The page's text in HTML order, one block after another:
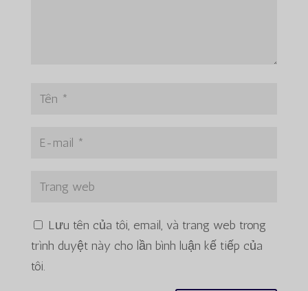
Lưu tên của tôi, email, và trang web trong
trình duyệt này cho lần bình luận kế tiếp của
tôi.